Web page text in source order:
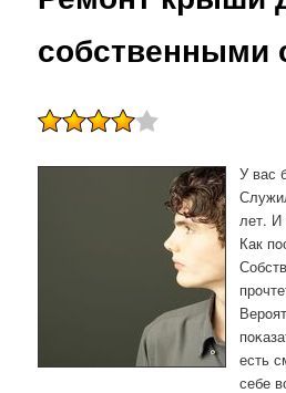
собственными
У вас
лет. И
Как
есть
себе